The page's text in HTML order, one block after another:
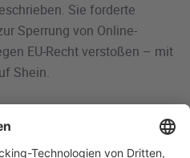
Sie forderte
Sperrung von Online-
EU-Recht verstoßen – mit
Shein.